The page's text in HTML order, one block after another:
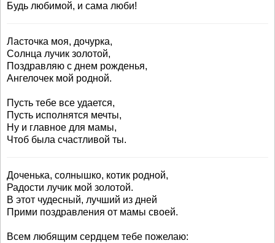
Будь любимой, и сама люби!
Ласточка моя, дочурка,
Солнца лучик золотой,
Поздравляю с днем рожденья,
Ангелочек мой родной.
Пусть тебе все удается,
Пусть исполнятся мечты,
Ну и главное для мамы,
Чтоб была счастливой ты.
Доченька, солнышко, котик родной,
Радости лучик мой золотой.
В этот чудесный, лучший из дней
Прими поздравления от мамы своей.
Всем любящим сердцем тебе пожелаю: